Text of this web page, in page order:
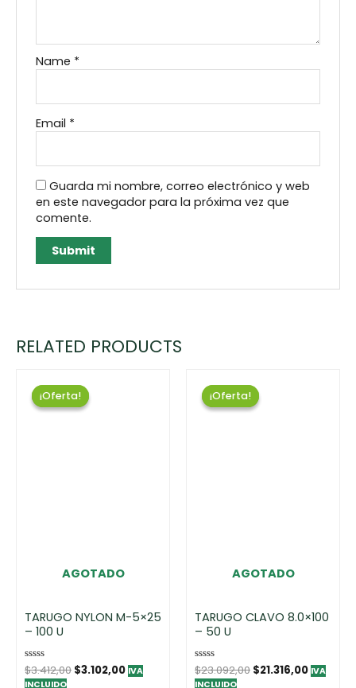
Name *
Email *
Guarda mi nombre, correo electrónico y web
en este navegador para la próxima vez que
comente.
RELATED PRODUCTS
¡Oferta!
AGOTADO
¡Oferta!
TARUGO NYLON M-5×25
– 100 U
Rated
0
$3.412,00 $3.102,00 IVA
INCLUIDO
¡Oferta!
AGOTADO
¡Oferta!
TARUGO CLAVO 8.0×100
– 50 U
Rated
0
$23.092,00 $21.316,00 IVA
INCLUIDO